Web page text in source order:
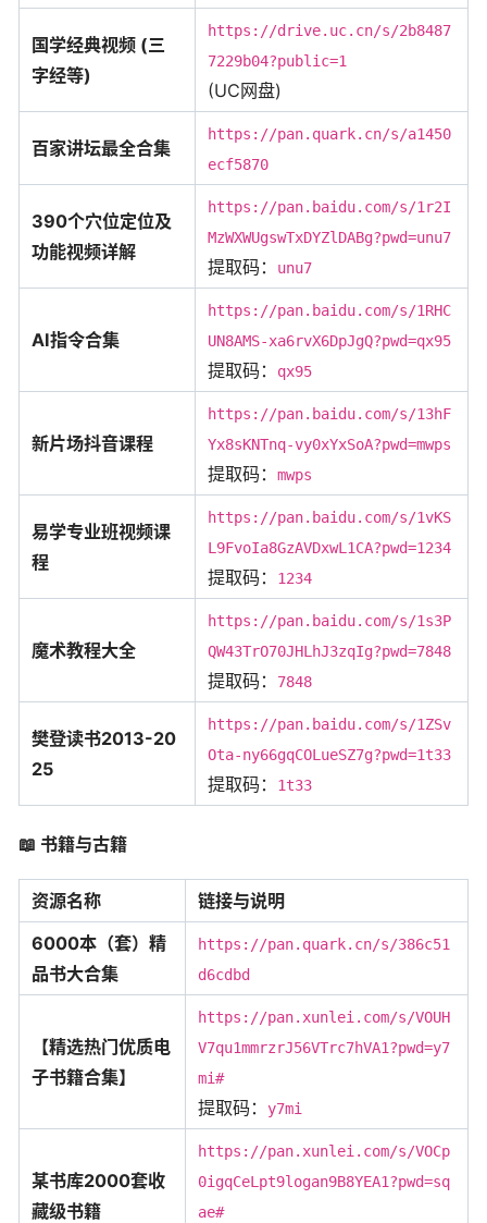
国学经典视频 (三
字经等)
https://drive.uc.cn/s/2b8487
7229b04?public=1
(UC网盘)
百家讲坛最全合集
https://pan.quark.cn/s/a1450
ecf5870
390个穴位定位及
功能视频详解
https://pan.baidu.com/s/1r2I
MzWXWUgswTxDYZlDABg?pwd=unu7
提取码： unu7
AI指令合集
https://pan.baidu.com/s/1RHC
UN8AMS-xa6rvX6DpJgQ?pwd=qx95
提取码： qx95
新片场抖音课程
https://pan.baidu.com/s/13hF
Yx8sKNTnq-vy0xYxSoA?pwd=mwps
提取码：mwps
易学专业班视频课
程
https://pan.baidu.com/s/1vKS
L9FvoIa8GzAVDxwL1CA?pwd=1234
提取码： 1234
魔术教程大全
https://pan.baidu.com/s/1s3P
QW43TrO70JHLhJ3zqIg?pwd=7848
提取码： 7848
樊登读书2013-20
25
https://pan.baidu.com/s/1ZSv
Ota-ny66gqCOLueSZ7g?pwd=1t33
提取码： 1t33
📖 书籍与古籍
资源名称
链接与说明
6000本（套）精
品书大合集
https://pan.quark.cn/s/386c51
d6cdbd
【精选热门优质电
子书籍合集】
https://pan.xunlei.com/s/VOUH
V7qu1mmrzrJ56VTrc7hVA1?pwd=y7
mi#
提取码： y7mi
某书库2000套收
藏级书籍
https://pan.xunlei.com/s/VOCp
0igqCeLpt9logan9B8YEA1?pwd=sq
ae#